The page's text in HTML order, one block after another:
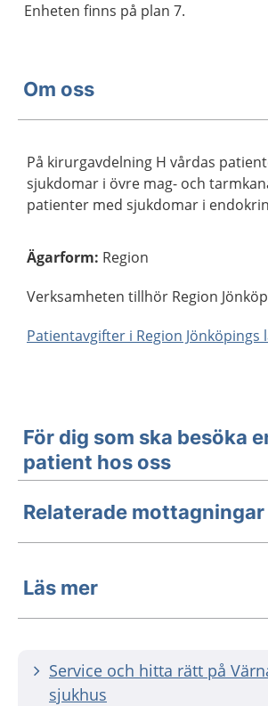
Enheten finns på plan 7.
Om oss
På kirurgavdelning H vårdas
sjukdomar i övre mag- och
patienter med sjukdomar i
Ägarform: Region
Verksamheten tillhör Region
Patientavgifter i Region Jönköpings
För dig som ska besöka
patient hos oss
Relaterade mottagningar
Läs mer
Service och hitta rätt på
sjukhus